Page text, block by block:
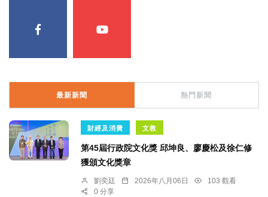
最新新聞 熱門新聞
財經及消費 文教
第45屆行政院文化獎 邱坤良、廖慶松及徐仁修
獲頒文化獎章
劉奕廷 2026年八月06日
103 觀看
0 分享